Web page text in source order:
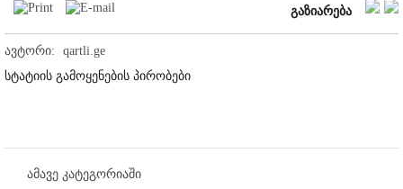
გაზიარება
ავტორი:
qartli.ge
სტატიის გამოყენების პირობები
ამავე კატეგორიაში